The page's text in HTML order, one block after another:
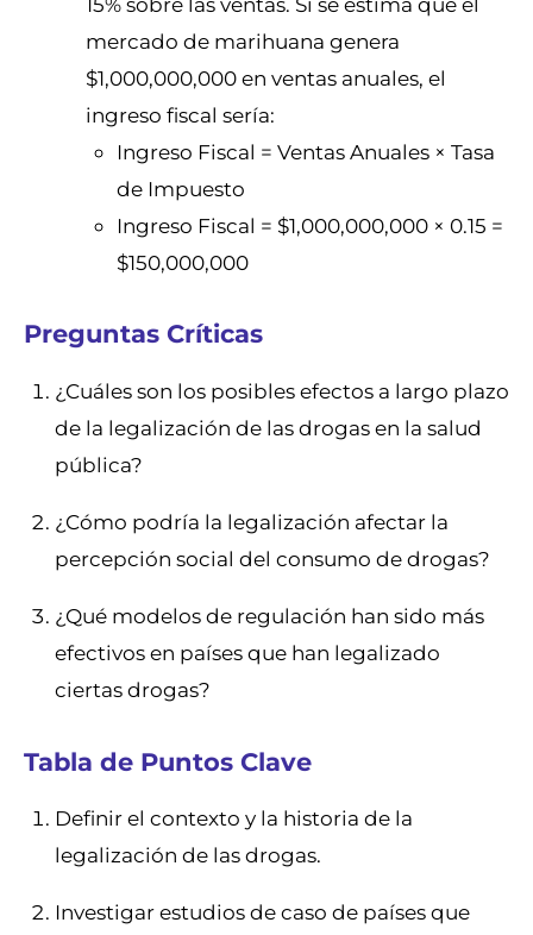
mercado de marihuana genera
$1,000,000,000 en ventas anuales, el
ingreso fiscal sería:
Ingreso Fiscal = Ventas Anuales × Tasa
de Impuesto
Ingreso Fiscal = $1,000,000,000 × 0.15 =
$150,000,000
Preguntas Críticas
¿Cuáles son los posibles efectos a largo plazo
de la legalización de las drogas en la salud
pública?
¿Cómo podría la legalización afectar la
percepción social del consumo de drogas?
¿Qué modelos de regulación han sido más
efectivos en países que han legalizado
ciertas drogas?
Tabla de Puntos Clave
Definir el contexto y la historia de la
legalización de las drogas.
Investigar estudios de caso de países que